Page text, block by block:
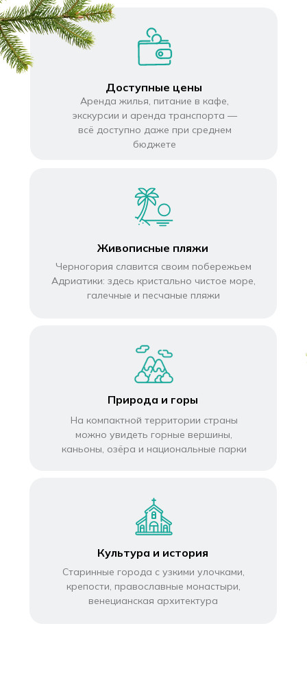
Доступные цены
Аренда жилья, питание в кафе,
экскурсии и аренда транспорта —
всё доступно даже при среднем
бюджете
Культура и история
Старинные города с узкими улочками,
крепости, православные монастыри,
венецианская архитектура
Природа и горы
На компактной территории страны
можно увидеть горные вершины,
каньоны, озёра и национальные парки
Живописные пляжи
Черногория славится своим побережьем
Адриатики: здесь кристально чистое море,
галечные и песчаные пляжи